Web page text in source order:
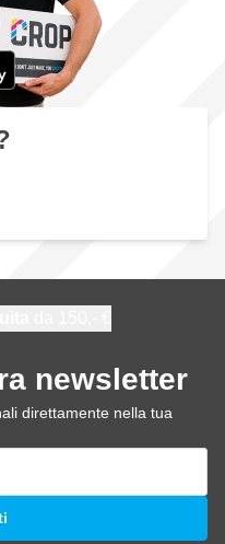
newsletter
direttamente nella tua